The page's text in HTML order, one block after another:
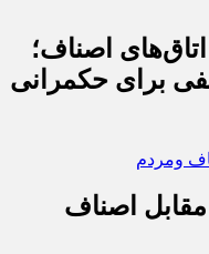
اصناف؛
برای حکمرانی
اصناف